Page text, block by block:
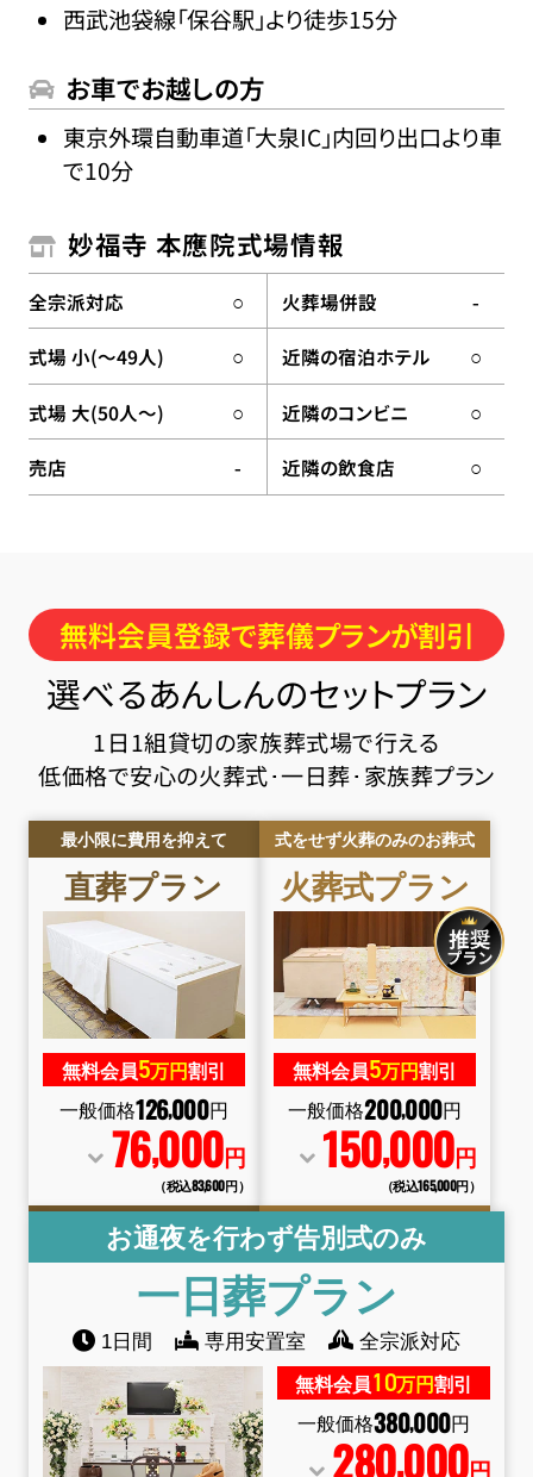
西武池袋線「保谷駅」より徒歩15分
お車でお越しの方
東京外環自動車道「大泉IC」内回り出口より車
で10分
妙福寺 本應院式場情報
全宗派対応 ○ 火葬場併設 -
式場 小(〜49人) ○ 近隣の宿泊ホテル ○
式場 大(50人〜) ○ 近隣のコンビニ ○
売店 - 近隣の飲食店 ○
無料会員登録で葬儀プランが割引
選べるあんしんのセットプラン
1日1組貸切の家族葬式場で行える
低価格で安心の火葬式･一日葬･家族葬プラン
最小限に費用を抑えて
直葬プラン
無料会員5万円割引
一般価格126,000円
76,000円
（税込83,600円）
式をせず火葬のみのお葬式
火葬式プラン
無料会員5万円割引
一般価格200,000円
150,000円
（税込165,000円）
お通夜を行わず告別式のみ
一日葬プラン
1日間 専用安置室 全宗派対応
無料会員10万円割引
一般価格380,000円
280,000円